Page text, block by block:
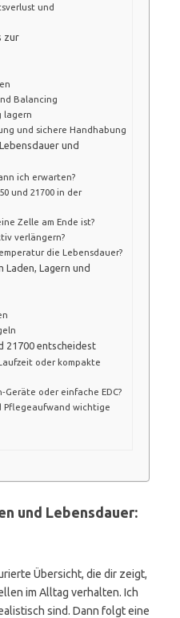
und
zur
Balancing
lagern
und sichere Handhabung
und
ich erwarten?
und 21700 in der
Zelle am Ende ist?
verlängern?
die Lebensdauer?
Laden, Lagern und
21700 entscheidest
oder kompakte
oder einfache EDC?
Pflegeaufwand wichtige
und Lebensdauer:
Übersicht, die dir zeigt,
im Alltag verhalten. Ich
sind. Dann folgt eine